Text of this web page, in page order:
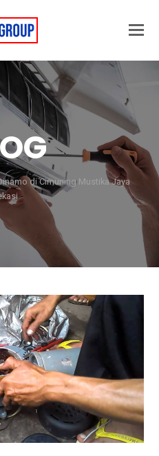
di Cimuning Mustika Jaya